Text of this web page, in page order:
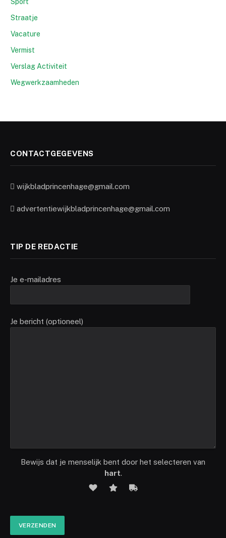
Straatje
Vacature
Vermist
Verslag Activiteit
Wegwerkzaamheden
CONTACTGEGEVENS
wijkbladprincenhage@gmail.com
advertentiewijkbladprincenhage@gmail.com
TIP DE REDACTIE
Je e-mailadres
Je bericht (optioneel)
Bewijs dat je menselijk bent door het selecteren van
hart.